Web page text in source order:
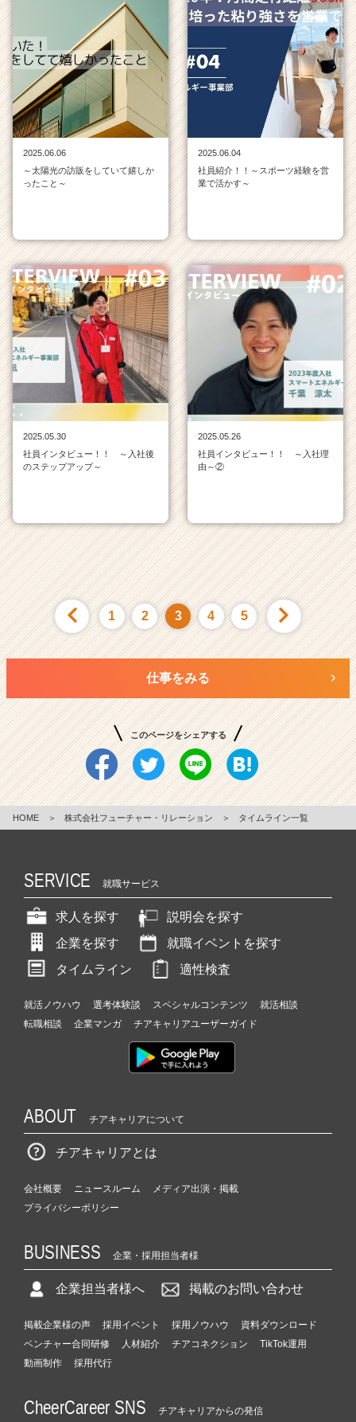
2025.06.06
～太陽光の訪販をしていて嬉しか
ったこと～
2025.06.04
社員紹介！！～スポーツ経験を営
業で活かす～
2025.05.30
社員インタビュー！！ ～入社後
のステップアップ～
2025.05.26
社員インタビュー！！ ～入社理
由～②
1 2 3 4 5
仕事をみる
このページをシェアする
HOME ＞ 株式会社フューチャー・リレーション ＞ タイムライン一覧
SERVICE 就職サービス
求人を探す
説明会を探す
企業を探す
就職イベントを探す
タイムライン
適性検査
就活ノウハウ 選考体験談 スペシャルコンテンツ
就活相談
転職相談
企業マンガ チアキャリアユーザーガイド
ABOUT チアキャリアについて
チアキャリアとは
会社概要 ニュースルーム
メディア出演・掲載
プライバシーポリシー
BUSINESS 企業・採用担当者様
企業担当者様へ 掲載のお問い合わせ
掲載企業様の声 採用イベント 採用ノウハウ
資料ダウンロード
ベンチャー合同研修
人材紹介 チアコネクション
TikTok運用
動画制作
採用代行
CheerCareer SNS チアキャリアからの発信